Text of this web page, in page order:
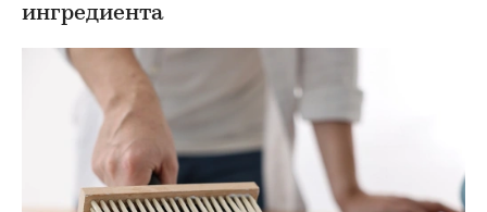
ингредиента